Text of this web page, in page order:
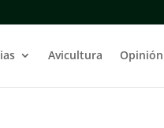
Avicultura Opinión